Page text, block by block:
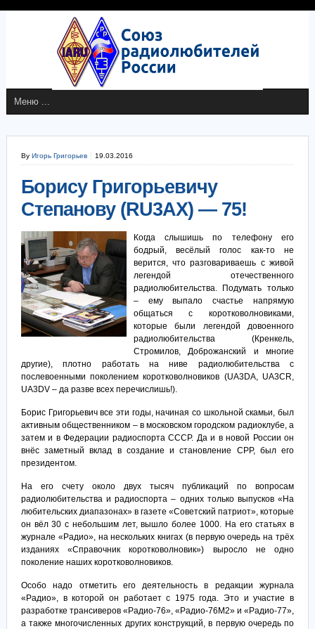
By Игорь Григорьев 19.03.2016
Борису Григорьевичу
Степанову (RU3AX) — 75!
Когда слышишь по телефону его
бодрый, весёлый голос как-то не
верится, что разговариваешь с живой
легендой отечественного
радиолюбительства. Подумать только
– ему выпало счастье напрямую
общаться с коротковолновиками,
которые были легендой довоенного
радиолюбительства (Кренкель,
Стромилов, Доброжанский и многие
другие), плотно работать на ниве радиолюбительства с
послевоенными поколением коротковолновиков (UA3DA, UA3CR,
UA3DV – да разве всех перечислишь!).
Борис Григорьевич все эти годы, начиная со школьной скамьи, был
активным общественником – в московском городском радиоклубе, а
затем и в Федерации радиоспорта СССР. Да и в новой России он
внёс заметный вклад в создание и становление СРР, был его
президентом.
На его счету около двух тысяч публикаций по вопросам
радиолюбительства и радиоспорта – одних только выпусков «На
любительских диапазонах» в газете «Советский патриот», которые
он вёл 30 с небольшим лет, вышло более 1000. На его статьях в
журнале «Радио», на нескольких книгах (в первую очередь на трёх
изданиях «Справочник коротковолновик») выросло не одно
поколение наших коротковолновиков.
Особо надо отметить его деятельность в редакции журнала
«Радио», в которой он работает с 1975 года. Это и участие в
разработке трансиверов «Радио-76», «Радио-76М2» и «Радио-77»,
а также многочисленных других конструкций, в первую очередь по